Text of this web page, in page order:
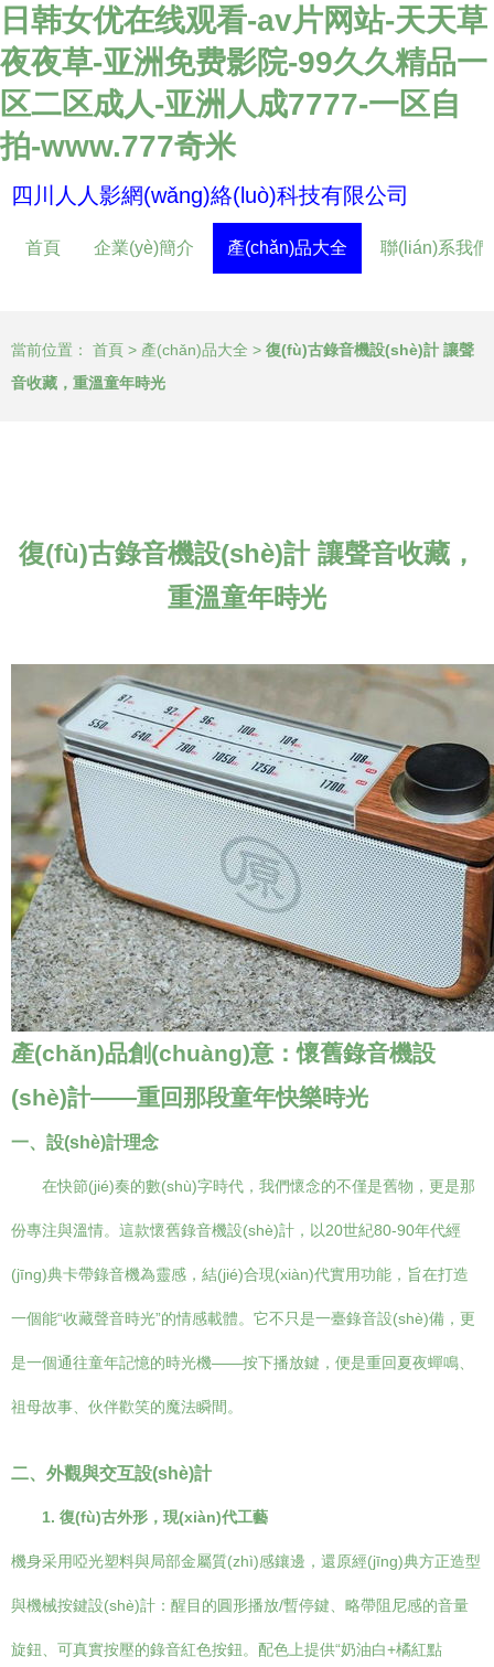
日韩女优在线观看-av片网站-天天草
夜夜草-亚洲免费影院-99久久精品一
区二区成人-亚洲人成7777-一区自
拍-www.777奇米
四川人人影網(wǎng)絡(luò)科技有限公司
首頁 企業(yè)簡介 產(chǎn)品大全 聯(lián)系我們
當前位置： 首頁 > 產(chǎn)品大全 > 復(fù)古錄音機設(shè)計 讓聲
音收藏，重溫童年時光
復(fù)古錄音機設(shè)計 讓聲音收藏，
重溫童年時光
產(chǎn)品創(chuàng)意：懷舊錄音機設
(shè)計——重回那段童年快樂時光
一、設(shè)計理念
在快節(jié)奏的數(shù)字時代，我們懷念的不僅是舊物，更是那
份專注與溫情。這款懷舊錄音機設(shè)計，以20世紀80-90年代經
(jīng)典卡帶錄音機為靈感，結(jié)合現(xiàn)代實用功能，旨在打造
一個能“收藏聲音時光”的情感載體。它不只是一臺錄音設(shè)備，更
是一個通往童年記憶的時光機——按下播放鍵，便是重回夏夜蟬鳴、
祖母故事、伙伴歡笑的魔法瞬間。
二、外觀與交互設(shè)計
1. 復(fù)古外形，現(xiàn)代工藝
機身采用啞光塑料與局部金屬質(zhì)感鑲邊，還原經(jīng)典方正造型
與機械按鍵設(shè)計：醒目的圓形播放/暫停鍵、略帶阻尼感的音量
旋鈕、可真實按壓的錄音紅色按鈕。配色上提供“奶油白+橘紅點